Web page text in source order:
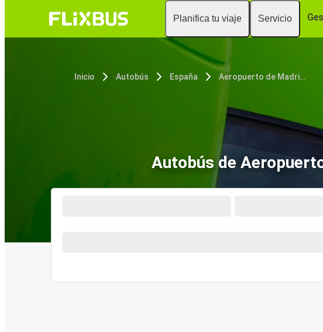
Planifica tu viaje Servicio
Inicio Autobús España Aeropuerto de Madrid Barajas
Autobús de